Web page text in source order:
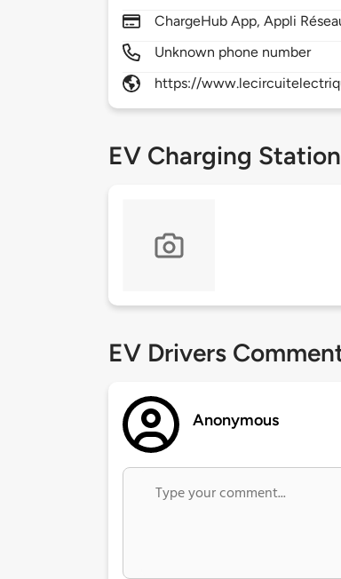
ChargeHub App, Appli
Unknown phone number
https://
EV Charging
EV Drivers
Anonymous